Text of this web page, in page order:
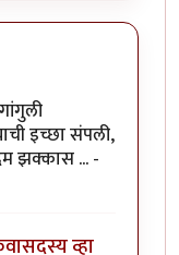
इच्छा संपली,
झक्कास ... -
सदस्य व्हा